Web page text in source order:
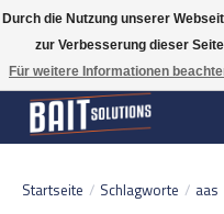
Gratis verzending vanaf 50 euro
verzonden | België vanaf 70 euro gratis
Startseite / Schlagworte / aas
Durch die Nutzung unserer
zur Verbesserung dieser
Für weitere Informationen